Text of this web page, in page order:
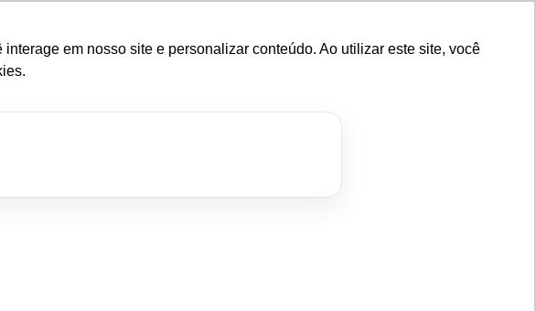
em nosso site e personalizar conteúdo. Ao utilizar este site, você